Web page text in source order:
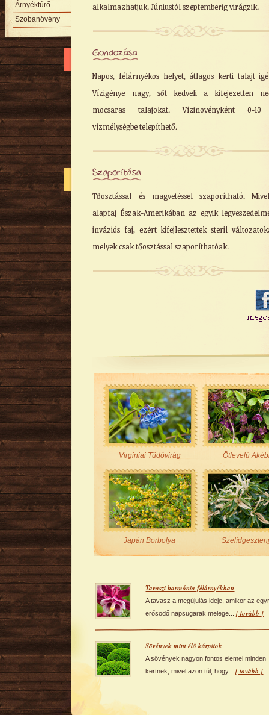
alkalmazhatjuk. Júniustól szeptemberig virágzik.
Gondozása
Napos, félárnyékos helyet, átlagos kerti talajt
Vízigénye nagy, sőt kedveli a kifejezetten
mocsaras talajokat. Vízinövényként 0-
vízmélységbe telepíthető.
Szaporítása
Tőosztással és magvetéssel szaporítható.
alapfaj Észak-Amerikában az egyik
inváziós faj, ezért kifejlesztettek steril
melyek csak tőosztással szaporíthatóak.
Árnyéktűrő
Szobanövény
Virginiai Tüdővirág Ötlevelű
Japán Borbolya
Tavaszi harmónia félárnyékban
A tavasz a megújulás ideje, amikor az
erősödő napsugarak melege...[ tovább ]
Sövények mint élő kárpitok
A sövények nagyon fontos elemei minden
kertnek, mivel azon túl, hogy...[ tovább ]